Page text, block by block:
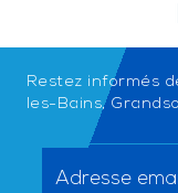
Restez informés
les-Bains,